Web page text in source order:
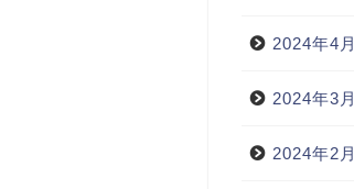
2024年4月
2024年3月
2024年2月